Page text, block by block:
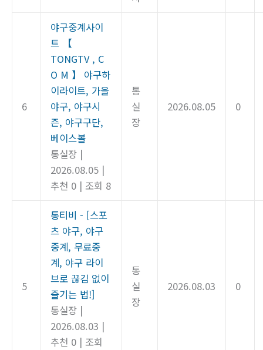
6
야구중계사이
트 【
TONGTV , C
O M 】 야구하
이라이트, 가을
야구, 야구시
즌, 야구구단,
베이스볼
통실장 |
2026.08.05 |
추천 0 | 조회 8
통
실
장
2026.08.05 0
5
통티비 - [스포
츠 야구, 야구
중계, 무료중
계, 야구 라이
브로 끊김 없이
즐기는 법!]
통실장 |
2026.08.03 |
추천 0 | 조회
통
실
장
2026.08.03 0